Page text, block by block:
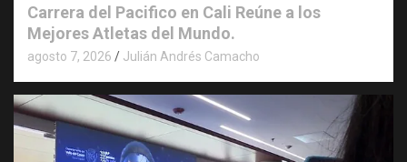
Carrera del Pacifico en Cali Reúne a los
Mejores Atletas del Mundo.
agosto 7, 2026 Julián Andrés Camacho